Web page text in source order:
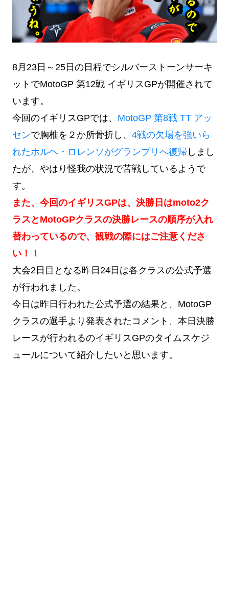
8月23日～25日の日程でシルバーストーンサーキ
ットでMotoGP 第12戦 イギリスGPが開催されて
います。
今回のイギリスGPでは、 MotoGP 第8戦 TT アッ
センで胸椎を２か所骨折し、 4戦の欠場を強いら
れたホルヘ・ロレンソがグランプリへ復帰 しまし
たが、やはり怪我の状況で苦戦しているようで
す。
また、今回のイギリスGPは、決勝日はmoto2ク
ラスとMotoGPクラスの決勝レースの順序が入れ
替わっているので、観戦の際にはご注意くださ
い！！
大会2日目となる昨日24日は各クラスの公式予選
が行われました。
今日は昨日行われた公式予選の結果と、MotoGP
クラスの選手より発表されたコメント、本日決勝
レースが行われるのイギリスGPのタイムスケジ
ュールについて紹介したいと思います。